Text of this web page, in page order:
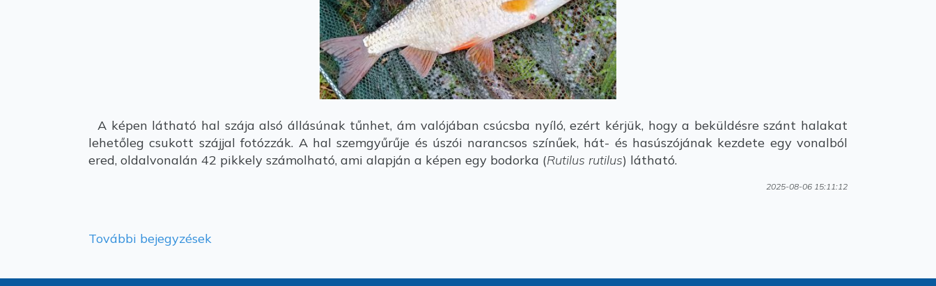
A képen látható hal szája alsó állásúnak tűnhet, ám valójában csúcsba nyíló, ezért kérjük, hogy a beküldésre szánt halakat
lehetőleg csukott szájjal fotózzák. A hal szemgyűrűje és úszói narancsos színűek, hát- és hasúszójának kezdete egy vonalból
ered, oldalvonalán 42 pikkely számolható, ami alapján a képen egy bodorka (Rutilus rutilus) látható.
2025-08-06 15:11:12
További bejegyzések